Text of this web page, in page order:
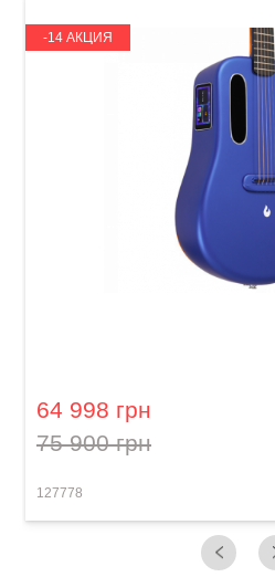
-14 АКЦИЯ
64 998 грн
75 900 грн
127778